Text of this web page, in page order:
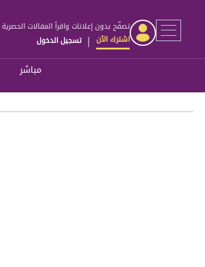
تصفّح بدون إعلانات واقرأ المقالات الحصرية
اشترك الآن | تسجيل الدخول
مباشر